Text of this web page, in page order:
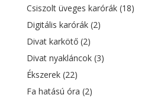
Csiszolt üveges karórák (18)
Digitális karórák (2)
Divat karkötő (2)
Divat nyakláncok (3)
Ékszerek (22)
Fa hatású óra (2)